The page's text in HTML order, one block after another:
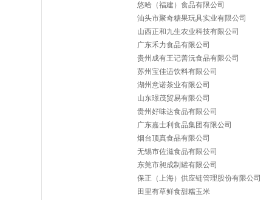
悠哈（福建）食品有限公司
汕头市聚奇糖果玩具实业有限公司
山西正和九生农业科技有限公司
广东禾力食品有限公司
贵州成有王记善沅食品有限公司
苏州宝佳适饮料有限公司
湖州意诺茶业有限公司
山东璟茂贸易有限公司
贵州好味达食品有限公司
广东嘉士利食品集团有限公司
烟台顶真食品有限公司
无锡市佐滋食品有限公司
东莞市昶成制罐有限公司
保正（上海）供应链管理股份有限公司
田里有草鲜食甜糯玉米